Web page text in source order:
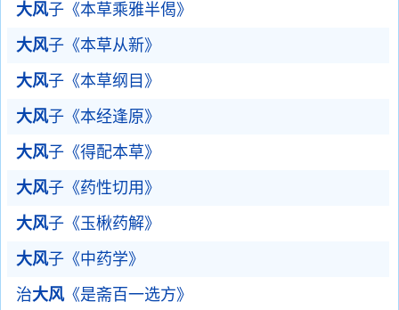
大风子《本草乘雅半偈》
大风子《本草从新》
大风子《本草纲目》
大风子《本经逢原》
大风子《得配本草》
大风子《药性切用》
大风子《玉楸药解》
大风子《中药学》
治大风《是斋百一选方》